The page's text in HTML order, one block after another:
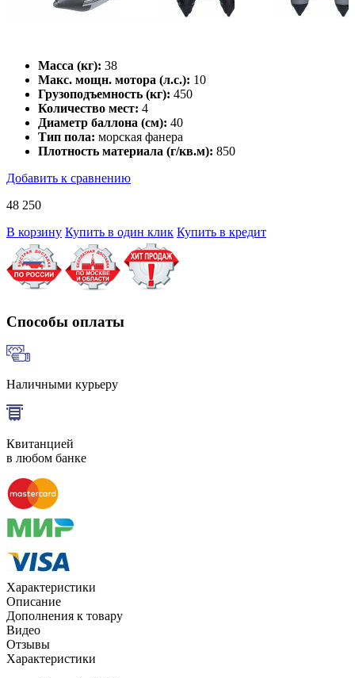
Масса (кг): 38
Макс. мощн. мотора (л.с.): 10
Грузоподъемность (кг): 450
Количество мест: 4
Диаметр баллона (см): 40
Тип пола: морская фанера
Плотность материала (г/кв.м): 850
Добавить к сравнению
48 250
В корзину Купить в один клик Купить в кредит
Способы оплаты
Наличными курьеру
Квитанцией
в любом банке
Характеристики
Описание
Дополнения к товару
Видео
Отзывы
Характеристики